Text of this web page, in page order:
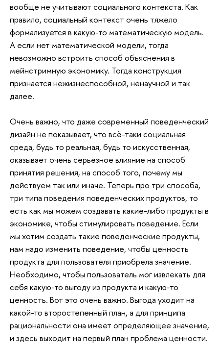
вообще не учитывают социального контекста. Как
правило, социальный контекст очень тяжело
формализуется в какую-то математическую модель.
А если нет математической модели, тогда
невозможно встроить способ объяснения в
мейнстримную экономику. Тогда конструкция
признается нежизнеспособной, ненаучной и так
далее.
Очень важно, что даже современный поведенческий
дизайн не показывает, что всё-таки социальная
среда, будь то реальная, будь то искусственная,
оказывает очень серьёзное влияние на способ
принятия решения, на способ того, почему мы
действуем так или иначе. Теперь про три способа,
три типа поведения поведенческих продуктов, то
есть как мы можем создавать какие-либо продукты в
экономике, чтобы стимулировать поведение. Если
мы хотим создать такие поведенческие продукты,
нам надо изменить поведение, чтобы ценность
продукта для пользователя приобрела значение.
Необходимо, чтобы пользователь мог извлекать для
себя какую-то выгоду из продукта и какую-то
ценность. Вот это очень важно. Выгода уходит на
какой-то второстепенный план, а для принципа
рациональности она имеет определяющее значение,
и здесь выходит на первый план проблема ценности.